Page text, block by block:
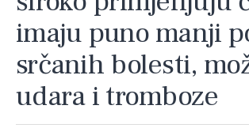
imaju puno manji
srčanih bolesti,
udara i tromboze